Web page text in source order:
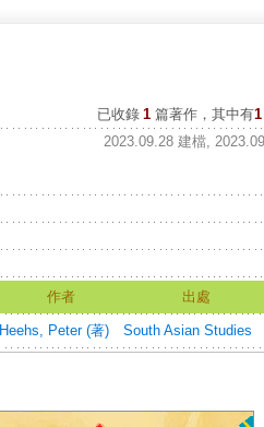
已收錄 1 篇著作，其中有1
2023.09.28 建檔,
作者 出處
Heehs, Peter (著) South Asian Studies